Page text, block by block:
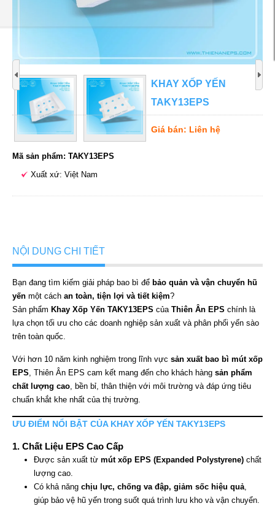
KHAY XỐP YẾN
TAKY13EPS
Giá bán: Liên hệ
Mã sản phẩm: TAKY13EPS
Xuất xứ: Việt Nam
NỘI DUNG CHI TIẾT
Bạn đang tìm kiếm giải pháp bao bì để bảo quản và vận chuyển hũ
yến một cách an toàn, tiện lợi và tiết kiệm?
Sản phẩm Khay Xốp Yến TAKY13EPS của Thiên Ân EPS chính là
lựa chọn tối ưu cho các doanh nghiệp sản xuất và phân phối yến sào
trên toàn quốc.
Với hơn 10 năm kinh nghiệm trong lĩnh vực sản xuất bao bì mút xốp
EPS , Thiên Ân EPS cam kết mang đến cho khách hàng sản phẩm
chất lượng cao , bền bỉ, thân thiện với môi trường và đáp ứng tiêu
chuẩn khắt khe nhất của thị trường.
ƯU ĐIỂM NỔI BẬT CỦA KHAY XỐP YẾN TAKY13EPS
1. Chất Liệu EPS Cao Cấp
Được sản xuất từ mút xốp EPS (Expanded Polystyrene) chất
lượng cao.
Có khả năng chịu lực, chống va đập, giảm sốc hiệu quả
giúp bảo vệ hũ yến trong suốt quá trình lưu kho và vận chuyển.